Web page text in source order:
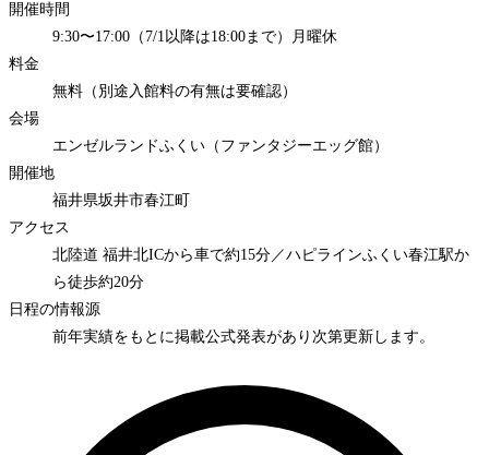
開催時間
9:30〜17:00（7/1以降は18:00まで）月曜休
料金
無料（別途入館料の有無は要確認）
会場
エンゼルランドふくい（ファンタジーエッグ館）
開催地
福井県坂井市春江町
アクセス
北陸道 福井北ICから車で約15分／ハピラインふくい春江駅か
ら徒歩約20分
日程の情報源
前年実績をもとに掲載公式発表があり次第更新します。